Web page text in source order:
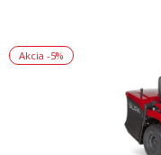
Akcia -5%